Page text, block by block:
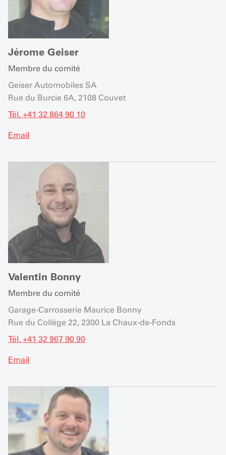
Jérome Geiser
Membre du comité
Geiser Automobiles SA
Rue du Burcie 6A, 2108 Couvet
Tél. +41 32 864 90 10
Email
Valentin Bonny
Membre du comité
Garage-Carrosserie Maurice Bonny
Rue du Collège 22, 2300 La Chaux-de-Fonds
Tél. +41 32 967 90 90
Email